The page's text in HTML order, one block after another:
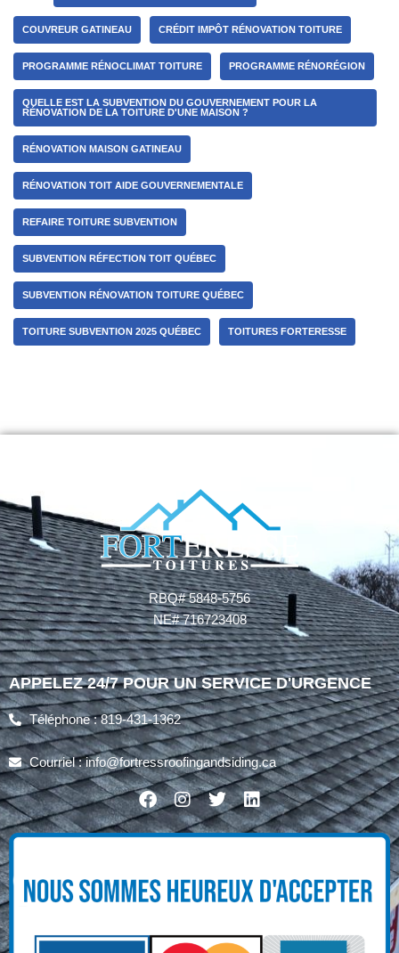
COUVREUR GATINEAU CRÉDIT IMPÔT RÉNOVATION TOITURE
PROGRAMME RÉNOCLIMAT TOITURE PROGRAMME RÉNORÉGION
QUELLE EST LA SUBVENTION DU GOUVERNEMENT POUR LA
RÉNOVATION DE LA TOITURE D'UNE MAISON ?
RÉNOVATION MAISON GATINEAU
RÉNOVATION TOIT AIDE GOUVERNEMENTALE
REFAIRE TOITURE SUBVENTION
SUBVENTION RÉFECTION TOIT QUÉBEC
SUBVENTION RÉNOVATION TOITURE QUÉBEC
TOITURE SUBVENTION 2025 QUÉBEC TOITURES FORTERESSE
RBQ# 5848-5756
NE# 716723408
APPELEZ 24/7 POUR UN SERVICE D'URGENCE
Téléphone : 819-431-1362
Courriel : info@fortressroofingandsiding.ca